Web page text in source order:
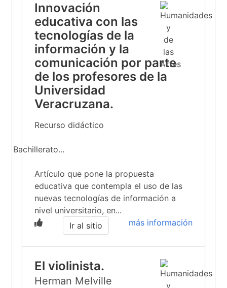
Innovación
educativa con las
tecnologías de la
información y la
comunicación por parte
de los profesores de la
Universidad
Veracruzana.
Recurso didáctico
Bachillerato...
Artículo que pone la propuesta
educativa que contempla el uso de las
nuevas tecnologías de información a
nivel universitario, en...
más información
Ir al sitio
El violinista.
Herman Melville